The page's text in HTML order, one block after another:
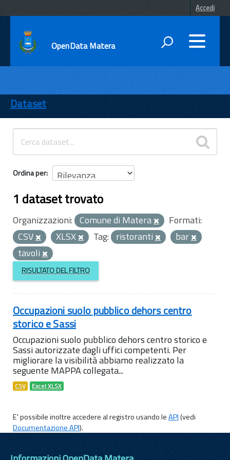
Accedi
OpenData Matera
ENTI
TEMI
INFORMAZIONI
Dataset
Ordina per
1 dataset trovato
Organizzazioni: Comune di Matera
Formati:
CSV
XLSX Tag: ristoranti
bar
tavoli
RISULTATO DEL FILTRO
Occupazioni suolo pubblico dehors centro
storico e Sassi
Occupazioni suolo pubblico dehors centro storico e
Sassi autorizzate dagli uffici competenti. Per
migliorare la visibilità abbiamo realizzato la
seguente MAPPA collegata...
CSV Excel XLSX
E' possibile inoltre accedere al registro usando leAPI(vedi
Documentazione API).